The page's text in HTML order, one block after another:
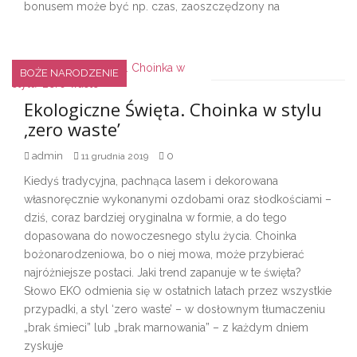
bonusem może być np. czas, zaoszczędzony na
BOŻE NARODZENIE
Ekologiczne Święta. Choinka w stylu
‚zero waste’
admin 11 grudnia 2019 0
Kiedyś tradycyjna, pachnąca lasem i dekorowana
własnoręcznie wykonanymi ozdobami oraz słodkościami –
dziś, coraz bardziej oryginalna w formie, a do tego
dopasowana do nowoczesnego stylu życia. Choinka
bożonarodzeniowa, bo o niej mowa, może przybierać
najróżniejsze postaci. Jaki trend zapanuje w te święta?
Słowo EKO odmienia się w ostatnich latach przez wszystkie
przypadki, a styl ‘zero waste’ – w dosłownym tłumaczeniu
„brak śmieci” lub „brak marnowania” – z każdym dniem
zyskuje